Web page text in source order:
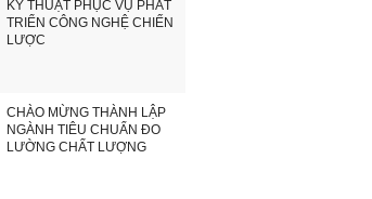
KỸ THUẬT PHỤC VỤ PHÁT
TRIỂN CÔNG NGHỆ CHIẾN
LƯỢC
CHÀO MỪNG THÀNH LẬP
NGÀNH TIÊU CHUẨN ĐO
LƯỜNG CHẤT LƯỢNG